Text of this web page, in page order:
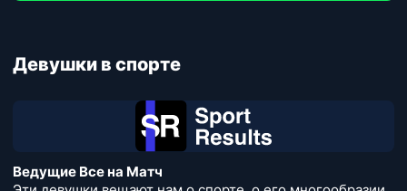
Девушки в спорте
Ведущие Все на Матч